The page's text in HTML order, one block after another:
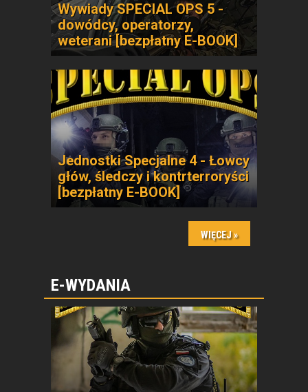
Wywiady SPECIAL OPS 5 -
dowódcy, operatorzy,
weterani [bezpłatny E-BOOK]
Jednostki Specjalne 4 - Łowcy
głów, śledczy i kontrterroryści
[bezpłatny E-BOOK]
E-WYDANIA